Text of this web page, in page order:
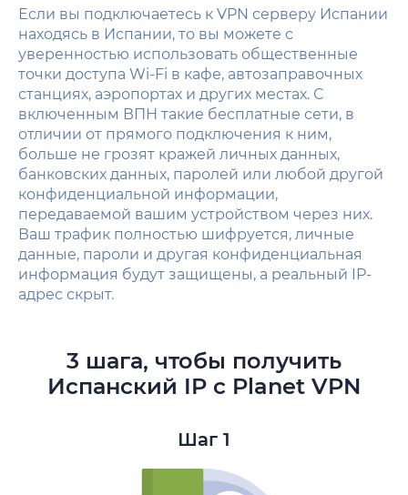
Если вы подключаетесь к VPN серверу Испании
находясь в Испании, то вы можете с
уверенностью использовать общественные
точки доступа Wi-Fi в кафе, автозаправочных
станциях, аэропортах и других местах. С
включенным ВПН такие бесплатные сети, в
отличии от прямого подключения к ним,
больше не грозят кражей личных данных,
банковских данных, паролей или любой другой
конфиденциальной информации,
передаваемой вашим устройством через них.
Ваш трафик полностью шифруется, личные
данные, пароли и другая конфиденциальная
информация будут защищены, а реальный IP-
адрес скрыт.
3 шага, чтобы получить
Испанский IP с Planet VPN
Шаг 1